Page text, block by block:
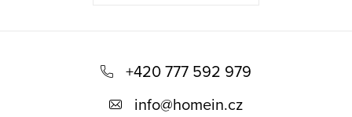
+420 777 592 979
info@homein.cz